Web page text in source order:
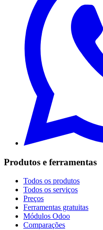
Produtos e ferramentas
Todos os produtos
Todos os serviços
Preços
Ferramentas gratuitas
Módulos Odoo
Comparações